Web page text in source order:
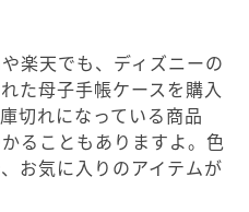
楽天でも、ディズニーの
た母子手帳ケースを購入
切れになっている商品
ることもありますよ。色
お気に入りのアイテムが